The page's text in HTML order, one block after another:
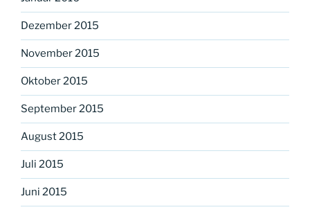
Dezember 2015
November 2015
Oktober 2015
September 2015
August 2015
Juli 2015
Juni 2015